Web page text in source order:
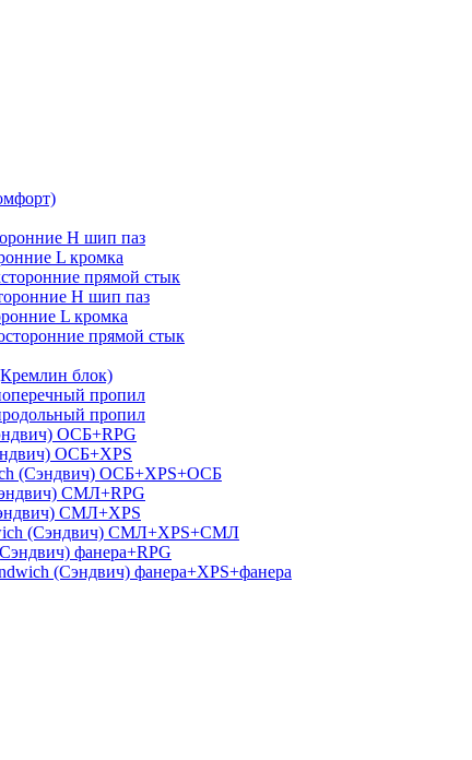
H шип паз
L кромка
прямой стык
H шип паз
L кромка
прямой стык
блок)
пропил
пропил
ОСБ+RPG
ОСБ+XPS
(Сэндвич) ОСБ+XPS+ОСБ
СМЛ+RPG
СМЛ+XPS
(Сэндвич) СМЛ+XPS+СМЛ
фанера+RPG
(Сэндвич) фанера+XPS+фанера